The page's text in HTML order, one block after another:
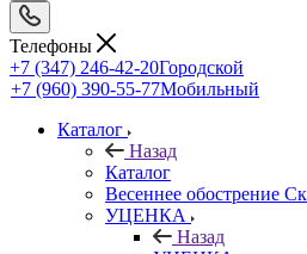
Телефоны
+7 (347) 246-42-20Городской
+7 (960) 390-55-77Мобильный
Каталог
Назад
Каталог
Весеннее обострение
УЦЕНКА
Назад